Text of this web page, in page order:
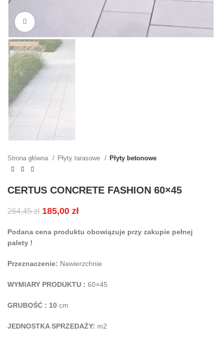
Kliknij, aby powiększyć
Strona główna Płyty tarasowe Płyty betonowe
CERTUS CONCRETE FASHION 60×45
264,45zł 185,00 zł
Podana cena produktu obowiązuje przy zakupie pełnej
palety !
Przeznaczenie: Nawierzchnie
WYMIARY PRODUKTU : 60×45
GRUBOŚĆ : 10 cm
JEDNOSTKA SPRZEDAŻY: m2